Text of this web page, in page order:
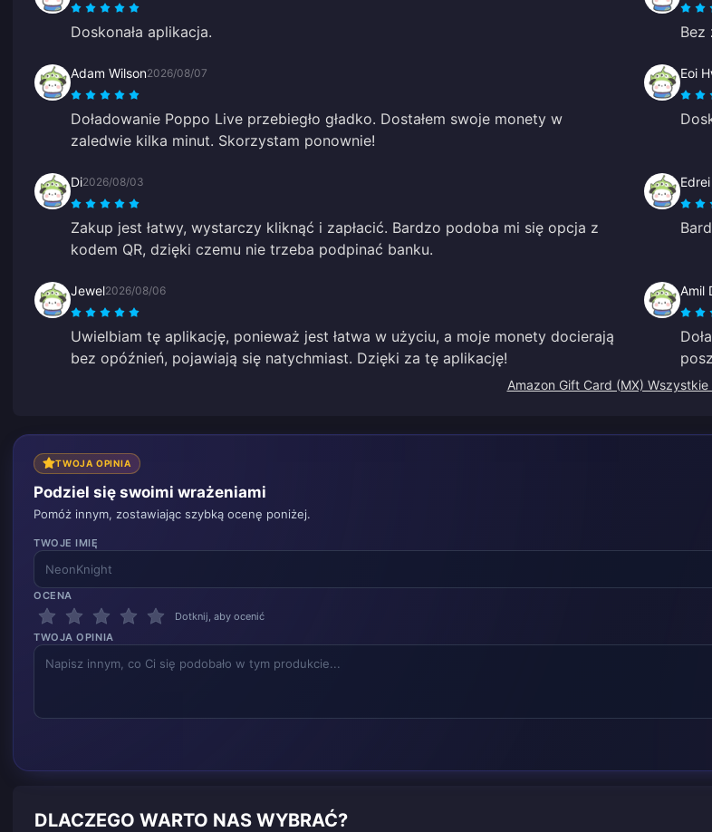
Doskonała aplikacja. Bez
Adam Wilson2026/08/07
Doładowanie Poppo Live przebiegło gładko. Dostałem swoje monety w
zaledwie kilka minut. Skorzystam ponownie!
Eoi
Di2026/08/03
Zakup jest łatwy, wystarczy kliknąć i zapłacić. Bardzo podoba mi się opcja z
kodem QR, dzięki czemu nie trzeba podpinać banku.
Jewel2026/08/06
Uwielbiam tę aplikację, ponieważ jest łatwa w użyciu, a moje monety docierają
bez opóźnień, pojawiają się natychmiast. Dzięki za tę aplikację!
Amil
Amazon Gift Card (MX) Wszystkie
TWOJA OPINIA
Podziel się swoimi wrażeniami
Pomóż innym, zostawiając szybką ocenę poniżej.
TWOJE IMIĘ
OCENA
Dotknij, aby ocenić
TWOJA OPINIA
DLACZEGO WARTO NAS WYBRAĆ?